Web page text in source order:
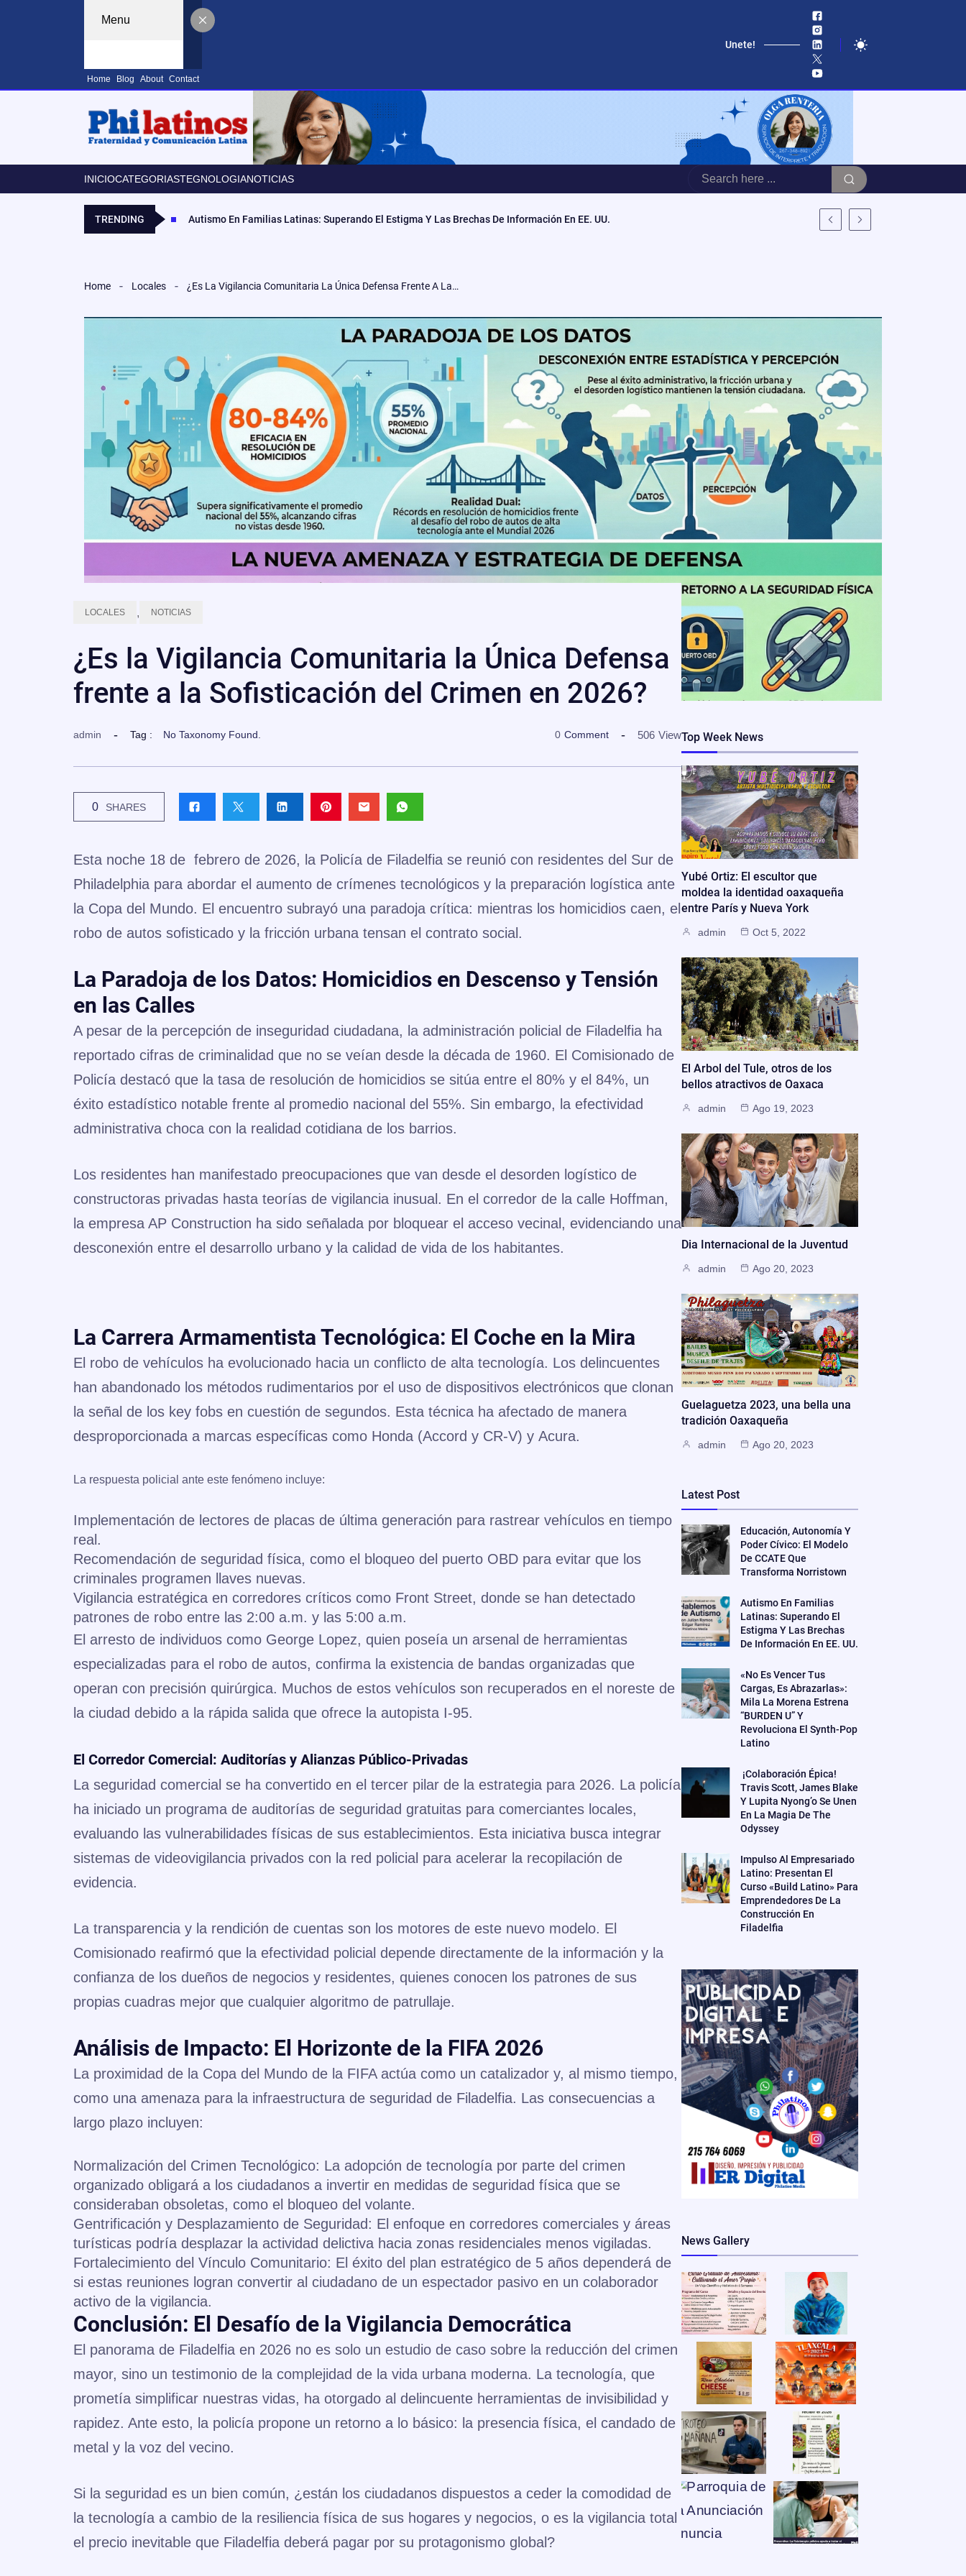
Menu
Home Blog About Contact
Unete!
INICIOCATEGORIASTEGNOLOGIANOTICIAS
TRENDING Autismo En Familias Latinas: Superando El Estigma Y Las Brechas De Información En EE. UU.
Home Locales ¿Es La Vigilancia Comunitaria La Única Defensa Frente A La Sofisticación Del Crimen En 2026?
LOCALES , NOTICIAS
¿Es la Vigilancia Comunitaria la Única Defensa
frente a la Sofisticación del Crimen en 2026?
admin Tag : No Taxonomy Found. 0 Comment 506 View
0 SHARES
Esta noche 18 de febrero de 2026, la Policía de Filadelfia se reunió con residentes del Sur de
Philadelphia para abordar el aumento de crímenes tecnológicos y la preparación logística ante
la Copa del Mundo. El encuentro subrayó una paradoja crítica: mientras los homicidios caen, el
robo de autos sofisticado y la fricción urbana tensan el contrato social.
La Paradoja de los Datos: Homicidios en Descenso y Tensión
en las Calles
A pesar de la percepción de inseguridad ciudadana, la administración policial de Filadelfia ha
reportado cifras de criminalidad que no se veían desde la década de 1960. El Comisionado de
Policía destacó que la tasa de resolución de homicidios se sitúa entre el 80% y el 84%, un
éxito estadístico notable frente al promedio nacional del 55%. Sin embargo, la efectividad
administrativa choca con la realidad cotidiana de los barrios.
Los residentes han manifestado preocupaciones que van desde el desorden logístico de
constructoras privadas hasta teorías de vigilancia inusual. En el corredor de la calle Hoffman,
la empresa AP Construction ha sido señalada por bloquear el acceso vecinal, evidenciando una
desconexión entre el desarrollo urbano y la calidad de vida de los habitantes.
La Carrera Armamentista Tecnológica: El Coche en la Mira
El robo de vehículos ha evolucionado hacia un conflicto de alta tecnología. Los delincuentes
han abandonado los métodos rudimentarios por el uso de dispositivos electrónicos que clonan
la señal de los key fobs en cuestión de segundos. Esta técnica ha afectado de manera
desproporcionada a marcas específicas como Honda (Accord y CR-V) y Acura.
La respuesta policial ante este fenómeno incluye:
Implementación de lectores de placas de última generación para rastrear vehículos en tiempo
real.
Recomendación de seguridad física, como el bloqueo del puerto OBD para evitar que los
criminales programen llaves nuevas.
Vigilancia estratégica en corredores críticos como Front Street, donde se han detectado
patrones de robo entre las 2:00 a.m. y las 5:00 a.m.
El arresto de individuos como George Lopez, quien poseía un arsenal de herramientas
especializadas para el robo de autos, confirma la existencia de bandas organizadas que
operan con precisión quirúrgica. Muchos de estos vehículos son recuperados en el noreste de
la ciudad debido a la rápida salida que ofrece la autopista I-95.
El Corredor Comercial: Auditorías y Alianzas Público-Privadas
La seguridad comercial se ha convertido en el tercer pilar de la estrategia para 2026. La policía
ha iniciado un programa de auditorías de seguridad gratuitas para comerciantes locales,
evaluando las vulnerabilidades físicas de sus establecimientos. Esta iniciativa busca integrar
sistemas de videovigilancia privados con la red policial para acelerar la recopilación de
evidencia.
La transparencia y la rendición de cuentas son los motores de este nuevo modelo. El
Comisionado reafirmó que la efectividad policial depende directamente de la información y la
confianza de los dueños de negocios y residentes, quienes conocen los patrones de sus
propias cuadras mejor que cualquier algoritmo de patrullaje.
Análisis de Impacto: El Horizonte de la FIFA 2026
La proximidad de la Copa del Mundo de la FIFA actúa como un catalizador y, al mismo tiempo,
como una amenaza para la infraestructura de seguridad de Filadelfia. Las consecuencias a
largo plazo incluyen:
Normalización del Crimen Tecnológico: La adopción de tecnología por parte del crimen
organizado obligará a los ciudadanos a invertir en medidas de seguridad física que se
consideraban obsoletas, como el bloqueo del volante.
Gentrificación y Desplazamiento de Seguridad: El enfoque en corredores comerciales y áreas
turísticas podría desplazar la actividad delictiva hacia zonas residenciales menos vigiladas.
Fortalecimiento del Vínculo Comunitario: El éxito del plan estratégico de 5 años dependerá de
si estas reuniones logran convertir al ciudadano de un espectador pasivo en un colaborador
activo de la vigilancia.
Conclusión: El Desafío de la Vigilancia Democrática
El panorama de Filadelfia en 2026 no es solo un estudio de caso sobre la reducción del crimen
mayor, sino un testimonio de la complejidad de la vida urbana moderna. La tecnología, que
prometía simplificar nuestras vidas, ha otorgado al delincuente herramientas de invisibilidad y
rapidez. Ante esto, la policía propone un retorno a lo básico: la presencia física, el candado de
metal y la voz del vecino.
Si la seguridad es un bien común, ¿están los ciudadanos dispuestos a ceder la comodidad de
la tecnología a cambio de la resiliencia física de sus hogares y negocios, o es la vigilancia total
el precio inevitable que Filadelfia deberá pagar por su protagonismo global?
Top Week News
Yubé Ortiz: El escultor que
moldea la identidad oaxaqueña
entre París y Nueva York
admin Oct 5, 2022
El Arbol del Tule, otros de los
bellos atractivos de Oaxaca
admin Ago 19, 2023
Dia Internacional de la Juventud
admin Ago 20, 2023
Guelaguetza 2023, una bella una
tradición Oaxaqueña
admin Ago 20, 2023
Latest Post
Educación, Autonomía Y
Poder Cívico: El Modelo
De CCATE Que
Transforma Norristown
Autismo En Familias
Latinas: Superando El
Estigma Y Las Brechas
De Información En EE. UU.
«No Es Vencer Tus
Cargas, Es Abrazarlas»:
Mila La Morena Estrena
“BURDEN U” Y
Revoluciona El Synth-Pop
Latino
¡Colaboración Épica!
Travis Scott, James Blake
Y Lupita Nyong’o Se Unen
En La Magia De The
Odyssey
Impulso Al Empresariado
Latino: Presentan El
Curso «Build Latino» Para
Emprendedores De La
Construcción En
Filadelfia
News Gallery